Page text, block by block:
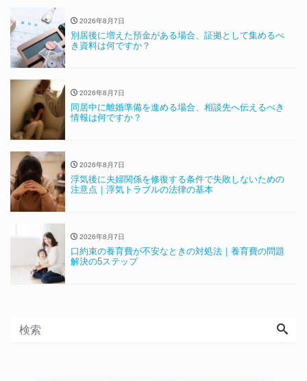
2026年8月7日
別居後に増えた預金がある場合、証拠として集めるべ
き資料は何ですか？
2026年8月7日
同居中に離婚準備を進める場合、相談先へ伝えるべき
情報は何ですか？
2026年8月7日
浮気後に夫婦関係を修復する条件で失敗しないための
注意点｜浮気トラブルの法律の基本
2026年8月7日
口約束の養育費が不安なときの対処法｜養育費の問題
解決の5ステップ